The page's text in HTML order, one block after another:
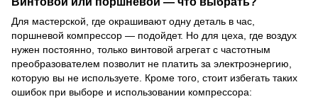
Для мастерской, где окрашивают одну деталь в час,
поршневой компрессор — подойдет. Но для цеха, где воздух
нужен постоянно, только винтовой агрегат с частотным
преобразователем позволит не платить за электроэнергию,
которую вы не используете. Кроме того, стоит избегать таких
ошибок при выборе и использовании компрессора: